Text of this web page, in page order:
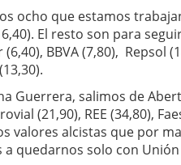
ocho que estamos
El resto son para
BBVA (7,80), Repsol
Guerrera, salimos de
(21,90), REE (34,80),
valores alcistas que por
quedarnos solo con Unión